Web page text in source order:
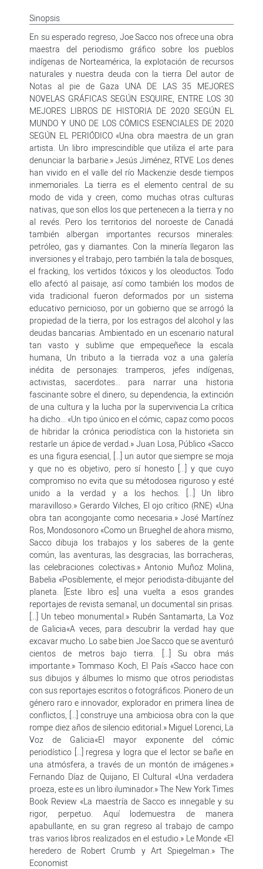
Sinopsis
En su esperado regreso, Joe Sacco nos ofrece una obra
maestra del periodismo gráfico sobre los pueblos
indígenas de Norteamérica, la explotación de recursos
naturales y nuestra deuda con la tierra Del autor de
Notas al pie de Gaza UNA DE LAS 35 MEJORES
NOVELAS GRÁFICAS SEGÚN ESQUIRE, ENTRE LOS 30
MEJORES LIBROS DE HISTORIA DE 2020 SEGÚN EL
MUNDO Y UNO DE LOS CÓMICS ESENCIALES DE 2020
SEGÚN EL PERIÓDICO «Una obra maestra de un gran
artista. Un libro imprescindible que utiliza el arte para
denunciar la barbarie.» Jesús Jiménez, RTVE Los denes
han vivido en el valle del río Mackenzie desde tiempos
inmemoriales. La tierra es el elemento central de su
modo de vida y creen, como muchas otras culturas
nativas, que son ellos los que pertenecen a la tierra y no
al revés. Pero los territorios del noroeste de Canadá
también albergan importantes recursos minerales:
petróleo, gas y diamantes. Con la minería llegaron las
inversiones y el trabajo, pero también la tala de bosques,
el fracking, los vertidos tóxicos y los oleoductos. Todo
ello afectó al paisaje, así como también los modos de
vida tradicional fueron deformados por un sistema
educativo pernicioso, por un gobierno que se arrogó la
propiedad de la tierra, por los estragos del alcohol y las
deudas bancarias. Ambientado en un escenario natural
tan vasto y sublime que empequeñece la escala
humana, Un tributo a la tierrada voz a una galería
inédita de personajes: tramperos, jefes indígenas,
activistas, sacerdotes... para narrar una historia
fascinante sobre el dinero, su dependencia, la extinción
de una cultura y la lucha por la supervivencia.La crítica
ha dicho... «Un tipo único en el cómic, capaz como pocos
de hibridar la crónica periodística con la historieta sin
restarle un ápice de verdad.» Juan Losa, Público «Sacco
es una figura esencial, [...] un autor que siempre se moja
y que no es objetivo, pero sí honesto [...] y que cuyo
compromiso no evita que su métodosea riguroso y esté
unido a la verdad y a los hechos. [...] Un libro
maravilloso.» Gerardo Vilches, El ojo crítico (RNE) «Una
obra tan acongojante como necesaria.» José Martínez
Ros, Mondosonoro «Como un Brueghel de ahora mismo,
Sacco dibuja los trabajos y los saberes de la gente
común, las aventuras, las desgracias, las borracheras,
las celebraciones colectivas.» Antonio Muñoz Molina,
Babelia «Posiblemente, el mejor periodista-dibujante del
planeta. [Este libro es] una vuelta a esos grandes
reportajes de revista semanal, un documental sin prisas.
[...] Un tebeo monumental.» Rubén Santamarta, La Voz
de Galicia«A veces, para descubrir la verdad hay que
excavar mucho. Lo sabe bien Joe Sacco que se aventuró
cientos de metros bajo tierra. [...] Su obra más
importante.» Tommaso Koch, El País «Sacco hace con
sus dibujos y álbumes lo mismo que otros periodistas
con sus reportajes escritos o fotográficos. Pionero de un
género raro e innovador, explorador en primera línea de
conflictos, [...] construye una ambiciosa obra con la que
rompe diez años de silencio editorial.» Miguel Lorenci, La
Voz de Galicia«El mayor exponente del cómic
periodístico [...] regresa y logra que el lector se bañe en
una atmósfera, a través de un montón de imágenes.»
Fernando Díaz de Quijano, El Cultural «Una verdadera
proeza, este es un libro iluminador.» The New York Times
Book Review «La maestría de Sacco es innegable y su
rigor, perpetuo. Aquí lodemuestra de manera
apabullante, en su gran regreso al trabajo de campo
tras varios libros realizados en el estudio.» Le Monde «El
heredero de Robert Crumb y Art Spiegelman.» The
Economist